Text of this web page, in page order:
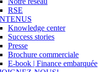
RSE
Knowledge center
Success stories
Presse
Brochure commerciale
E-book | Finance embarquée